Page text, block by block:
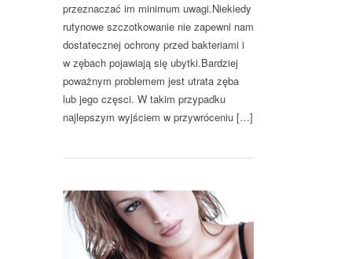
przeznaczać im minimum uwagi.Niekiedy
rutynowe szczotkowanie nie zapewni nam
dostatecznej ochrony przed bakteriami i
w zębach pojawiają się ubytki.Bardziej
poważnym problemem jest utrata zęba
lub jego częsci. W takim przypadku
najlepszym wyjściem w przywróceniu […]